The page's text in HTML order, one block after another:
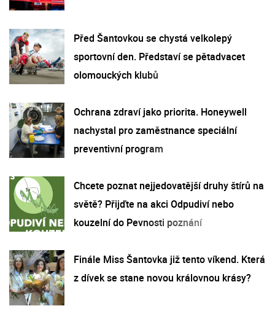
Před Šantovkou se chystá velkolepý
sportovní den. Představí se pětadvacet
olomouckých klubů
Ochrana zdraví jako priorita. Honeywell
nachystal pro zaměstnance speciální
preventivní program
Chcete poznat nejjedovatější druhy štírů na
světě? Přijďte na akci Odpudiví nebo
kouzelní do Pevnosti poznání
Finále Miss Šantovka již tento víkend. Která
z dívek se stane novou královnou krásy?